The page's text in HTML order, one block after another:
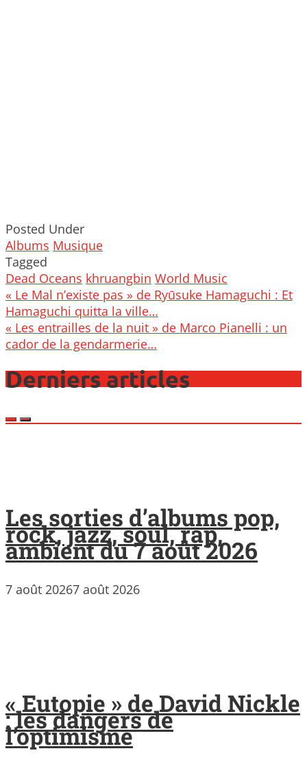
Posted Under
Albums Musique
Tagged
Dead Oceans khruangbin World Music
Post
navigation
« Le Mal n’existe pas » de Ryūsuke Hamaguchi : Et
Hamaguchi quitta la ville…
« Les entrailles de la nuit » de Marco Pianelli : un
cador de la gendarmerie…
Derniers articles
Les sorties d’albums pop,
rock, jazz, soul, rap,
ambient du 7 août 2026
7 août 20267 août 2026
« Eutopie » de David Nickle
: les dangers de
l’optimisme